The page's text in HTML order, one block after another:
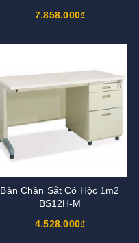
7.858.000₫
Bàn Chân Sắt Có Hộc 1m2
BS12H-M
4.528.000₫